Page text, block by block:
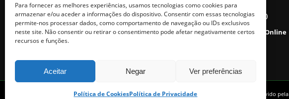
Para fornecer as melhores experiências, usamos tecnologias como cookies para
armazenar e/ou aceder a informações do dispositivo. Consentir com essas tecnologias
permite-nos processar dados, como comportamento de navegação ou IDs exclusivos
neste site. Não consentir ou retirar o consentimento pode afetar negativamente certos
recursos e funções.
Aceitar Negar Ver preferências
Política de CookiesPolítica de Privacidade
Algodres
Horário de Atendimento: Segunda
a sexta - 9h00 às 17h00
Política de Cookies (UE)
Livro de Reclamações Online
© Copyright - Município de Fornos de Algodres. Todos os direitos reservados. | Desenvolvido pela